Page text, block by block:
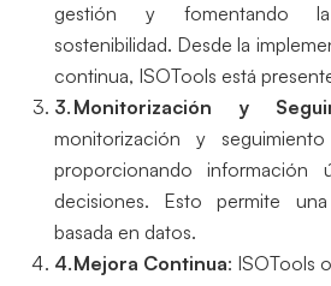
gestión y fomentando
sostenibilidad. Desde la
continua, ISOTools está
Monitorización y
monitorización y
proporcionando
decisiones. Esto permite
basada en datos.
Mejora Continua: ISOTools